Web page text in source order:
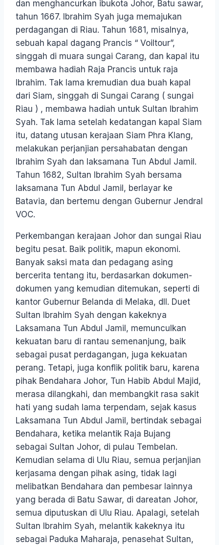
dan menghancurkan ibukota Johor, Batu sawar,
tahun 1667. Ibrahim Syah juga memajukan
perdagangan di Riau. Tahun 1681, misalnya,
sebuah kapal dagang Prancis “ Voiltour”,
singgah di muara sungai Carang, dan kapal itu
membawa hadiah Raja Prancis untuk raja
Ibrahim. Tak lama kremudian dua buah kapal
dari Siam, singgah di Sungai Carang ( sungai
Riau ) , membawa hadiah untuk Sultan Ibrahim
Syah. Tak lama setelah kedatangan kapal Siam
itu, datang utusan kerajaan Siam Phra Klang,
melakukan perjanjian persahabatan dengan
Ibrahim Syah dan laksamana Tun Abdul Jamil.
Tahun 1682, Sultan Ibrahim Syah bersama
laksamana Tun Abdul Jamil, berlayar ke
Batavia, dan bertemu dengan Gubernur Jendral
VOC.
Perkembangan kerajaan Johor dan sungai Riau
begitu pesat. Baik politik, mapun ekonomi.
Banyak saksi mata dan pedagang asing
bercerita tentang itu, berdasarkan dokumen-
dokumen yang kemudian ditemukan, seperti di
kantor Gubernur Belanda di Melaka, dll. Duet
Sultan Ibrahim Syah dengan kakeknya
Laksamana Tun Abdul Jamil, memunculkan
kekuatan baru di rantau semenanjung, baik
sebagai pusat perdagangan, juga kekuatan
perang. Tetapi, juga konflik politik baru, karena
pihak Bendahara Johor, Tun Habib Abdul Majid,
merasa dilangkahi, dan membangkit rasa sakit
hati yang sudah lama terpendam, sejak kasus
Laksamana Tun Abdul Jamil, bertindak sebagai
Bendahara, ketika melantik Raja Bujang
sebagai Sultan Johor, di pulau Tembelan.
Kemudian selama di Ulu Riau, semua perjanjian
kerjasama dengan pihak asing, tidak lagi
melibatkan Bendahara dan pembesar lainnya
yang berada di Batu Sawar, di dareatan Johor,
semua diputuskan di Ulu Riau. Apalagi, setelah
Sultan Ibrahim Syah, melantik kakeknya itu
sebagai Paduka Maharaja, penasehat Sultan,